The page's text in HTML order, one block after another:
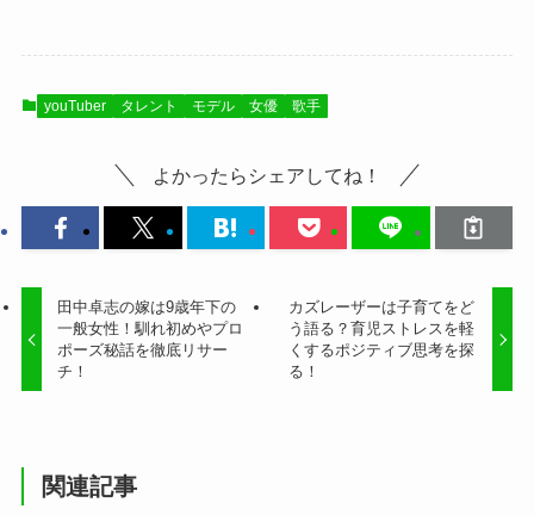
youTuber タレント モデル 女優 歌手
よかったらシェアしてね！
田中卓志の嫁は9歳年下の
一般女性！馴れ初めやプロ
ポーズ秘話を徹底リサー
チ！
カズレーザーは子育てをど
う語る？育児ストレスを軽
くするポジティブ思考を探
る！
関連記事